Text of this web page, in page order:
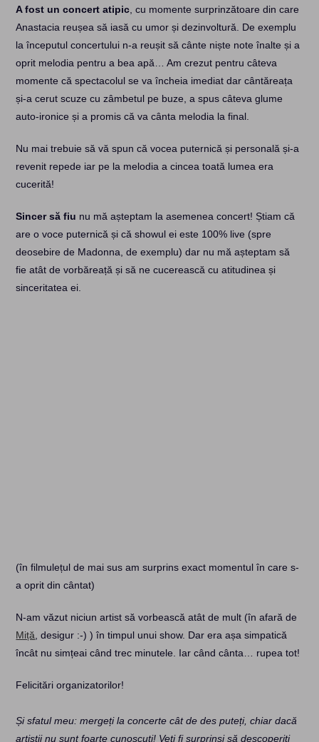
A fost un concert atipic , cu momente surprinzătoare din care
Anastacia reușea să iasă cu umor și dezinvoltură. De exemplu
la începutul concertului n-a reușit să cânte niște note înalte și a
oprit melodia pentru a bea apă… Am crezut pentru câteva
momente că spectacolul se va încheia imediat dar cântăreața
și-a cerut scuze cu zâmbetul pe buze, a spus câteva glume
auto-ironice și a promis că va cânta melodia la final.
Nu mai trebuie să vă spun că vocea puternică și personală și-a
revenit repede iar pe la melodia a cincea toată lumea era
cucerită!
Sincer să fiu nu mă așteptam la asemenea concert! Știam că
are o voce puternică și că showul ei este 100% live (spre
deosebire de Madonna, de exemplu) dar nu mă așteptam să
fie atât de vorbăreață și să ne cucerească cu atitudinea și
sinceritatea ei.
(în filmulețul de mai sus am surprins exact momentul în care s-
a oprit din cântat)
N-am văzut niciun artist să vorbească atât de mult (în afară de
Miță , desigur :-) ) în timpul unui show. Dar era așa simpatică
încât nu simțeai când trec minutele. Iar când cânta… rupea tot!
Felicitări organizatorilor!
Și sfatul meu: mergeți la concerte cât de des puteți, chiar dacă
artiștii nu sunt foarte cunoscuți! Veți fi surprinși să descoperiți